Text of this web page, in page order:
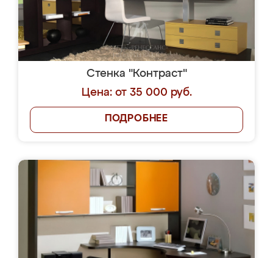
Стенка "Контраст"
Цена: от 35 000 руб.
ПОДРОБНЕЕ